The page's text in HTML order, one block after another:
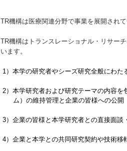
TR機構は医療関連分野で事業を展開され
TR機構はトランスレーショナル・リサー
います。
1）本学の研究者やシーズ研究全般にわた
2）本学研究者および研究テーマの内容
ム）の維持管理と企業の皆様への公開
3）企業の皆様と本学研究者との直接面談
4）企業と本学との共同研究契約や技術移